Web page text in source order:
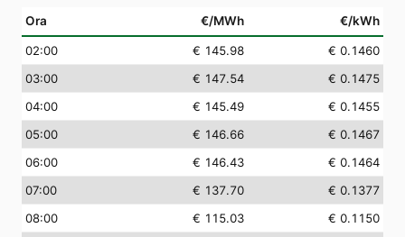
Ora €/MWh €/kWh
02:00 € 145.98
€ 0.1460
03:00
€ 147.54
€ 0.1475
04:00
€ 145.49
€ 0.1455
05:00
€ 146.66
€ 0.1467
06:00
€ 146.43
€ 0.1464
07:00
€ 137.70
€ 0.1377
08:00
€ 115.03
€ 0.1150